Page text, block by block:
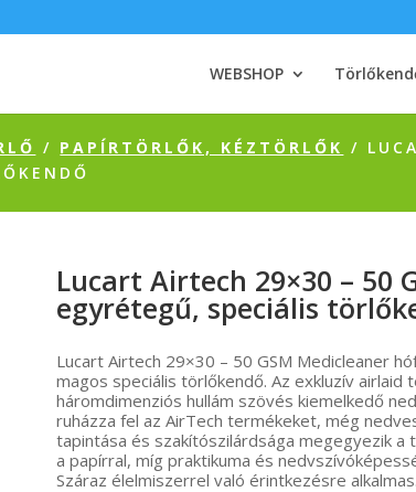
WEBSHOP
/ PAPÍRTÖRLŐK, KÉZTÖRLŐK /
Lucart Airtech 29×30 – 50
egyrétegű, speciális
Lucart Airtech 29×30 – 50 GSM Medicleaner
magos speciális törlőkendő. Az exkluzív airlaid
háromdimenziós hullám szövés kiemelkedő
ruházza fel az AirTech termékeket, még
tapintása és szakítószilárdsága megegyezik a
a papírral, míg praktikuma és
Száraz élelmiszerrel való érintkezésre alkalmas.